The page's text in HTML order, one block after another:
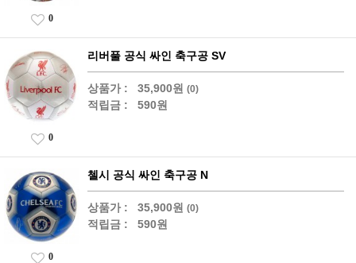
0
리버풀 공식 싸인 축구공 SV
상품가 : 35,900원 (0)
적립금 : 590원
0
첼시 공식 싸인 축구공 N
상품가 : 35,900원 (0)
적립금 : 590원
0